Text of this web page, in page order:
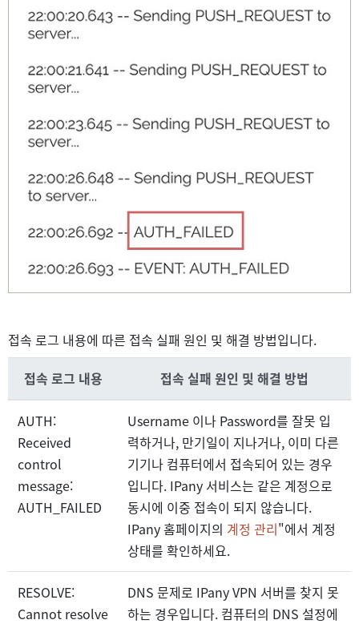
접속 로그 내용에 따른 접속 실패 원인 및 해결 방법입니다.
접속 로그 내용 접속 실패 원인 및 해결 방법
AUTH:
Received
control
message:
AUTH_FAILED
Username 이나 Password를 잘못 입
력하거나, 만기일이 지나거나, 이미 다른
기기나 컴퓨터에서 접속되어 있는 경우
입니다. IPany 서비스는 같은 계정으로
동시에 이중 접속이 되지 않습니다.
IPany 홈페이지의 계정 관리"에서 계정
상태를 확인하세요.
RESOLVE:
Cannot resolve
DNS 문제로 IPany VPN 서버를 찾지 못
하는 경우입니다. 컴퓨터의 DNS 설정에